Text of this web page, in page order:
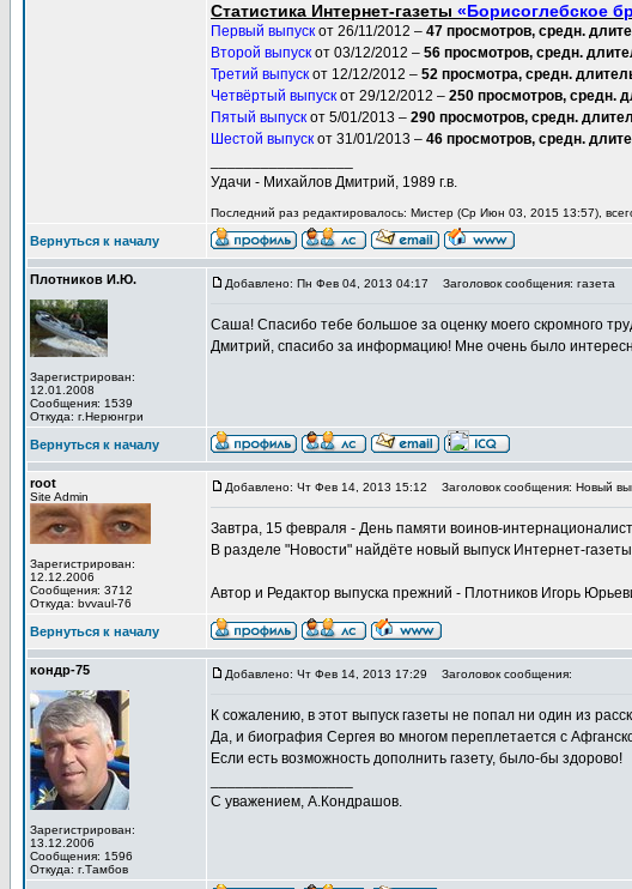
Статистика Интернет-газеты «Борисоглебское
Первый выпуск от 26/11/2012 – 47 просмотров, средн.
Второй выпуск от 03/12/2012 – 56 просмотров, средн.
Третий выпуск от 12/12/2012 – 52 просмотра, средн.
Четвёртый выпуск от 29/12/2012 – 250 просмотров, средн.
Пятый выпуск от 5/01/2013 – 290 просмотров, средн.
Шестой выпуск от 31/01/2013 – 46 просмотров, средн.
Удачи - Михайлов Дмитрий, 1989 г.в.
Последний раз редактировалось: Мистер (Ср Июн 03, 2015 13:57),
Вернуться к началу
Плотников И.Ю.
Зарегистрирован:
12.01.2008
Сообщения: 1539
Откуда: г.Нерюнгри
Добавлено: Пн Фев 04, 2013 04:17 Заголовок сообщения: газета
Саша! Спасибо тебе большое за оценку моего скромного
Дмитрий, спасибо за информацию! Мне очень было
Вернуться к началу
root
Site Admin
Зарегистрирован:
12.12.2006
Сообщения: 3712
Откуда: bvvaul-76
Добавлено: Чт Фев 14, 2013 15:12 Заголовок сообщения: Новый
Завтра, 15 февраля - День памяти воинов-
В разделе "Новости" найдёте новый выпуск Интернет-
Автор и Редактор выпуска прежний - Плотников Игорь
Вернуться к началу
кондр-75
Зарегистрирован:
13.12.2006
Сообщения: 1596
Откуда: г.Тамбов
Добавлено: Чт Фев 14, 2013 17:29 Заголовок сообщения:
К сожалению, в этот выпуск газеты не попал ни один из
Да, и биография Сергея во многом переплетается с
Если есть возможность дополнить газету, было-бы здорово!
С уважением, А.Кондрашов.